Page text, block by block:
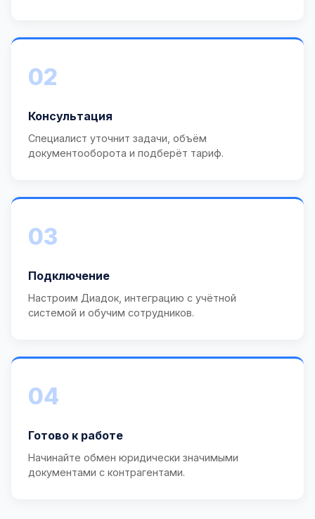
02
Консультация
Специалист уточнит задачи, объём
документооборота и подберёт тариф.
03
Подключение
Настроим Диадок, интеграцию с учётной
системой и обучим сотрудников.
04
Готово к работе
Начинайте обмен юридически значимыми
документами с контрагентами.